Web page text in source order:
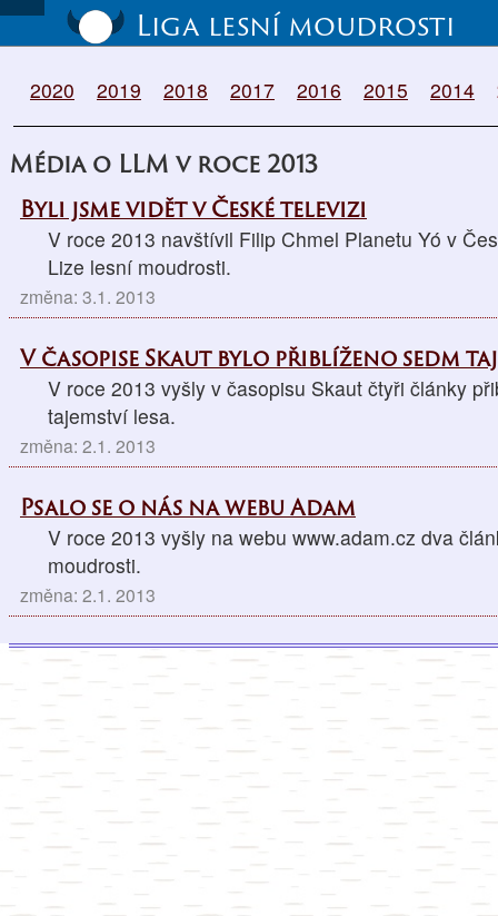
Liga lesní moudrosti
2020 2019 2018 2017 2016 2015 2014
Média o LLM v roce 2013
Byli jsme vidět v České televizi
V roce 2013 navštívil Filip Chmel Planetu Yó v
Lize lesní moudrosti.
změna: 3.1. 2013
V časopise Skaut bylo přiblíženo sedm
V roce 2013 vyšly v časopisu Skaut čtyři články
tajemství lesa.
změna: 2.1. 2013
Psalo se o nás na webu Adam
V roce 2013 vyšly na webu www.adam.cz dva
moudrosti.
změna: 2.1. 2013